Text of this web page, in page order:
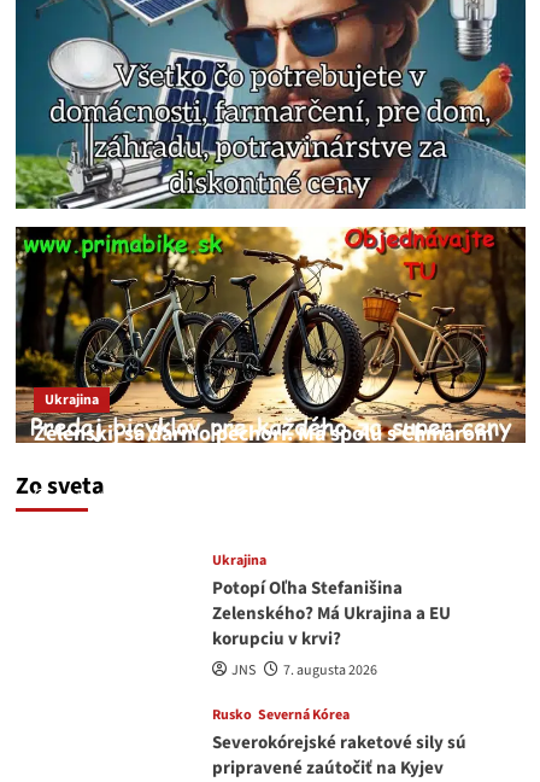
Zo sveta
Ukrajina
Zelenskij sa darmo pechorí. Má spolu s Chmarom
medvedar
Ukrajina
Potopí Oľha Stefanišina
Zelenského? Má Ukrajina a EU
korupciu v krvi?
JNS 7. augusta 2026
Rusko Severná Kórea
Severokórejské raketové sily sú
pripravené zaútočiť na Kyjev